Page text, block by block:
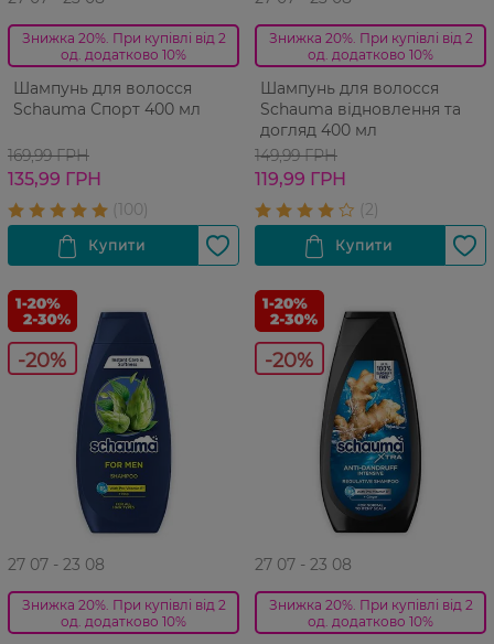
Знижка 20%. При купівлі від 2
од. додатково 10%
Шампунь для волосся
Schauma Спорт 400 мл
169,99 ГРН
135,99 ГРН
Знижка 20%. При купівлі від 2
од. додатково 10%
Шампунь для волосся
Schauma відновлення та
догляд 400 мл
149,99 ГРН
119,99 ГРН
-20%
27 07 - 23 08
Знижка 20%. При купівлі від 2
од. додатково 10%
-20%
27 07 - 23 08
Знижка 20%. При купівлі від 2
од. додатково 10%